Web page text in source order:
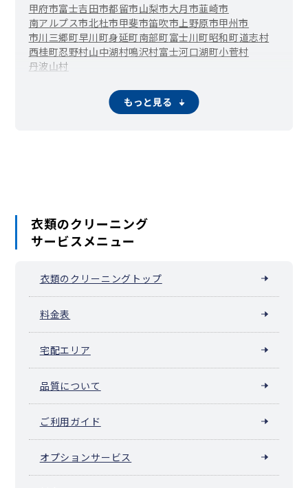
甲府市富士吉田市都留市山梨市大月市韮崎市
南アルプス市北杜市甲斐市笛吹市 上野原市甲州市
市川三郷町早川町身延町南部町富士川町昭和町道志村
西桂町忍野村山中湖村鳴沢村富士河口湖町小菅村
丹波山村
もっと見る
衣類のクリーニング
サービスメニュー
衣類のクリーニングトップ
料金表
宅配エリア
品質について
ご利用ガイド
オプションサービス